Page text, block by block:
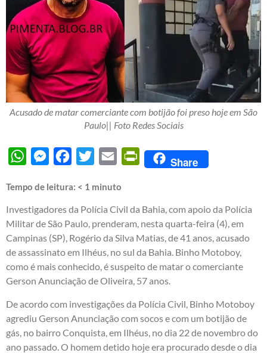
Acusado de matar comerciante com botijão foi preso hoje em São
Paulo|| Foto Redes Sociais
WhatsAppMessengerFacebook
Twitter Email PrintFriendly
Share
Tempo de leitura: < 1 minuto
Investigadores da Polícia Civil da Bahia, com apoio da Polícia
Militar de São Paulo, prenderam, nesta quarta-feira (4), em
Campinas (SP), Rogério da Silva Matias, de 41 anos, acusado
de assassinato em Ilhéus, no sul da Bahia. Binho Motoboy,
como é mais conhecido, é suspeito de matar o comerciante
Gerson Anunciação de Oliveira, 57 anos.
De acordo com investigações da Polícia Civil, Binho Motoboy
agrediu Gerson Anunciação com socos e com um botijão de
gás, no bairro Conquista, em Ilhéus, no dia 22 de novembro do
ano passado. O homem detido hoje era procurado desde o dia